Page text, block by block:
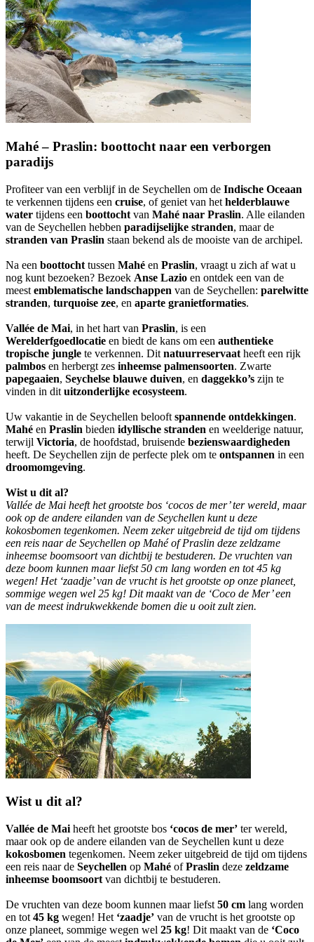
Mahé – Praslin: boottocht naar een verborgen
paradijs
Profiteer van een verblijf in de Seychellen om de Indische Oceaan
te verkennen tijdens een cruise, of geniet van het helderblauwe
water tijdens een boottocht van Mahé naar Praslin. Alle eilanden
van de Seychellen hebben paradijselijke stranden, maar de
stranden van Praslin staan bekend als de mooiste van de archipel.
Na een boottocht tussen Mahé en Praslin, vraagt u zich af wat u
nog kunt bezoeken? Bezoek Anse Lazio en ontdek een van de
meest emblematische landschappen van de Seychellen: parelwitte
stranden, turquoise zee, en aparte granietformaties.
Vallée de Mai, in het hart van Praslin, is een
Werelderfgoedlocatie en biedt de kans om een authentieke
tropische jungle te verkennen. Dit natuurreservaat heeft een rijk
palmbos en herbergt zes inheemse palmensoorten. Zwarte
papegaaien, Seychelse blauwe duiven, en daggekko’s zijn te
vinden in dit uitzonderlijke ecosysteem.
Uw vakantie in de Seychellen belooft spannende ontdekkingen.
Mahé en Praslin bieden idyllische stranden en weelderige natuur,
terwijl Victoria, de hoofdstad, bruisende bezienswaardigheden
heeft. De Seychellen zijn de perfecte plek om te ontspannen in een
droomomgeving.
Wist u dit al?
Vallée de Mai heeft het grootste bos ‘cocos de mer’ ter wereld, maar
ook op de andere eilanden van de Seychellen kunt u deze
kokosbomen tegenkomen. Neem zeker uitgebreid de tijd om tijdens
een reis naar de Seychellen op Mahé of Praslin deze zeldzame
inheemse boomsoort van dichtbij te bestuderen. De vruchten van
deze boom kunnen maar liefst 50 cm lang worden en tot 45 kg
wegen! Het ‘zaadje’ van de vrucht is het grootste op onze planeet,
sommige wegen wel 25 kg! Dit maakt van de ‘Coco de Mer’ een
van de meest indrukwekkende bomen die u ooit zult zien.
Wist u dit al?
Vallée de Mai heeft het grootste bos ‘cocos de mer’ ter wereld,
maar ook op de andere eilanden van de Seychellen kunt u deze
kokosbomen tegenkomen. Neem zeker uitgebreid de tijd om tijdens
een reis naar de Seychellen op Mahé ofPraslin deze zeldzame
inheemse boomsoort van dichtbij te bestuderen.
De vruchten van deze boom kunnen maar liefst 50 cm lang worden
en tot 45 kg wegen! Het ‘zaadje’ van de vrucht is het grootste op
onze planeet, sommige wegen wel 25 kg! Dit maakt van de ‘Coco